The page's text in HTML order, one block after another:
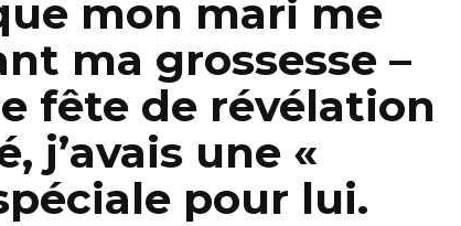
mon mari me
ma grossesse –
fête de révélation
j’avais une «
pour lui.